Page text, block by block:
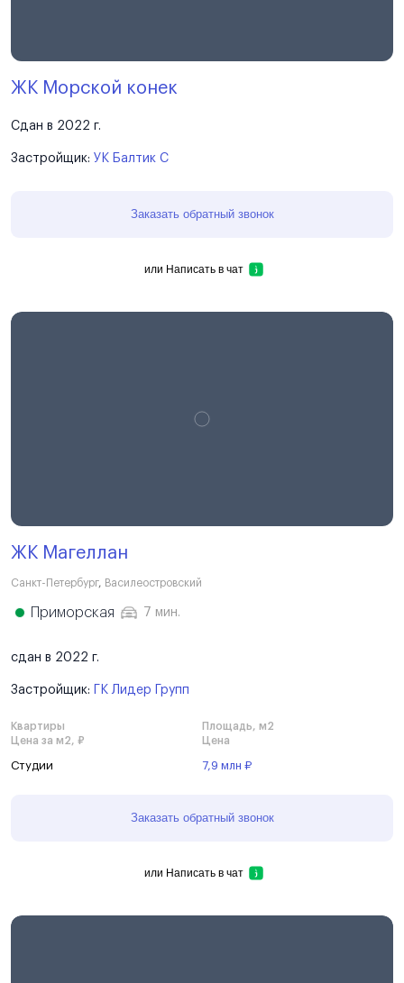
ЖК Морской конек
Сдан в 2022 г.
Застройщик: УК Балтик С
Заказать обратный звонок
или Написать в чат
ЖК Магеллан
Санкт-Петербург, Василеостровский
Приморская 7 мин.
сдан в 2022 г.
Застройщик: ГК Лидер Групп
Квартиры
Площадь, м2
Цена за м2, ₽
Цена
Студии 7,9 млн ₽
Заказать обратный звонок
или Написать в чат